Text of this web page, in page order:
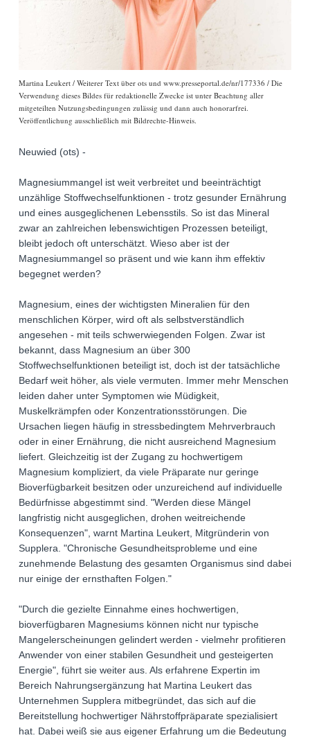
Martina Leukert / Weiterer Text über ots und www.presseportal.de/nr/177336 / Die
Verwendung dieses Bildes für redaktionelle Zwecke ist unter Beachtung aller
mitgeteilten Nutzungsbedingungen zulässig und dann auch honorarfrei.
Veröffentlichung ausschließlich mit Bildrechte-Hinweis.
Neuwied (ots) -
Magnesiummangel ist weit verbreitet und beeinträchtigt
unzählige Stoffwechselfunktionen - trotz gesunder Ernährung
und eines ausgeglichenen Lebensstils. So ist das Mineral
zwar an zahlreichen lebenswichtigen Prozessen beteiligt,
bleibt jedoch oft unterschätzt. Wieso aber ist der
Magnesiummangel so präsent und wie kann ihm effektiv
begegnet werden?
Magnesium, eines der wichtigsten Mineralien für den
menschlichen Körper, wird oft als selbstverständlich
angesehen - mit teils schwerwiegenden Folgen. Zwar ist
bekannt, dass Magnesium an über 300
Stoffwechselfunktionen beteiligt ist, doch ist der tatsächliche
Bedarf weit höher, als viele vermuten. Immer mehr Menschen
leiden daher unter Symptomen wie Müdigkeit,
Muskelkrämpfen oder Konzentrationsstörungen. Die
Ursachen liegen häufig in stressbedingtem Mehrverbrauch
oder in einer Ernährung, die nicht ausreichend Magnesium
liefert. Gleichzeitig ist der Zugang zu hochwertigem
Magnesium kompliziert, da viele Präparate nur geringe
Bioverfügbarkeit besitzen oder unzureichend auf individuelle
Bedürfnisse abgestimmt sind. "Werden diese Mängel
langfristig nicht ausgeglichen, drohen weitreichende
Konsequenzen", warnt Martina Leukert, Mitgründerin von
Supplera. "Chronische Gesundheitsprobleme und eine
zunehmende Belastung des gesamten Organismus sind dabei
nur einige der ernsthaften Folgen."
"Durch die gezielte Einnahme eines hochwertigen,
bioverfügbaren Magnesiums können nicht nur typische
Mangelerscheinungen gelindert werden - vielmehr profitieren
Anwender von einer stabilen Gesundheit und gesteigerten
Energie", führt sie weiter aus. Als erfahrene Expertin im
Bereich Nahrungsergänzung hat Martina Leukert das
Unternehmen Supplera mitbegründet, das sich auf die
Bereitstellung hochwertiger Nährstoffpräparate spezialisiert
hat. Dabei weiß sie aus eigener Erfahrung um die Bedeutung